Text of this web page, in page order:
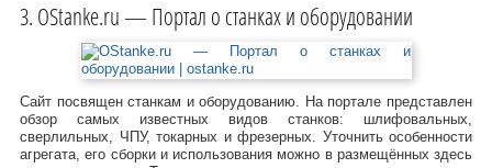
OStanke.ru — Портал о станках и оборудовании
Сайт посвящен станкам и оборудованию. На портале представлен
обзор самых известных видов станков: шлифовальных,
сверлильных, ЧПУ, токарных и фрезерных. Уточнить особенности
агрегата, его сборки и использования можно в размещённых здесь